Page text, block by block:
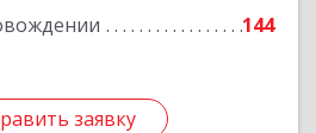
144
заявку
заявку